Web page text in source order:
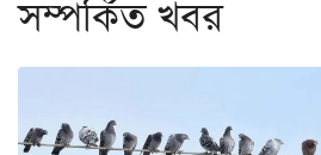
সম্পর্কিত খবর